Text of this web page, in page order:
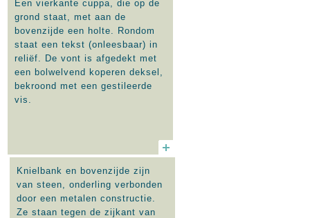
Een vierkante cuppa, die op de
grond staat, met aan de
bovenzijde een holte. Rondom
staat een tekst (onleesbaar) in
reliëf. De vont is afgedekt met
een bolwelvend koperen deksel,
bekroond met een gestileerde
vis.
Knielbank en bovenzijde zijn
van steen, onderling verbonden
door een metalen constructie.
Ze staan tegen de zijkant van